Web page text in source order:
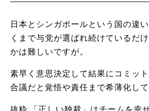
日本とシンガポールという国の違
くまで与党が選ばれ続けているだ
かは難しいですが。
素早く意思決定して結果にコミット
合議だと覚悟や責任まで希薄化して